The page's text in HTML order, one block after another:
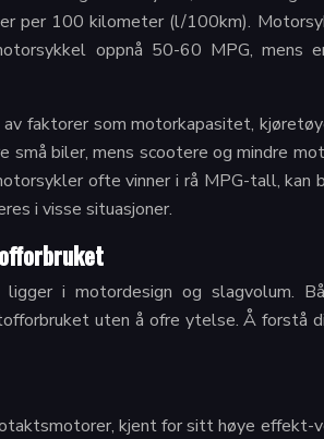
per 100 kilometer (l/100km).
oppnå 50-60 MPG, mens
faktorer som motorkapasitet,
biler, mens scootere og mindre
ofte vinner i rå MPG-tall,
i visse situasjoner.
i motordesign og slagvolum.
uten å ofre ytelse. Å forstå
kjent for sitt høye